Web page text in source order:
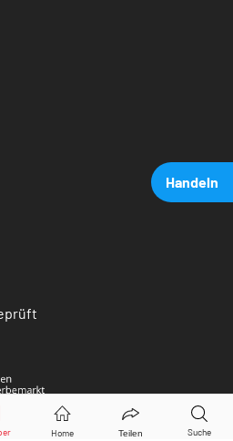
Handeln